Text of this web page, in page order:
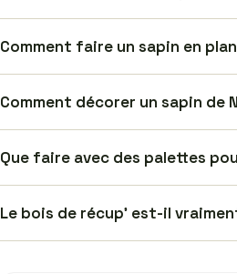
Comment faire un sapin en
Comment décorer un sapin de
Que faire avec des palettes
Le bois de récup’ est-il